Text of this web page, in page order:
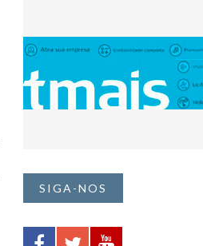
SIGA-NOS